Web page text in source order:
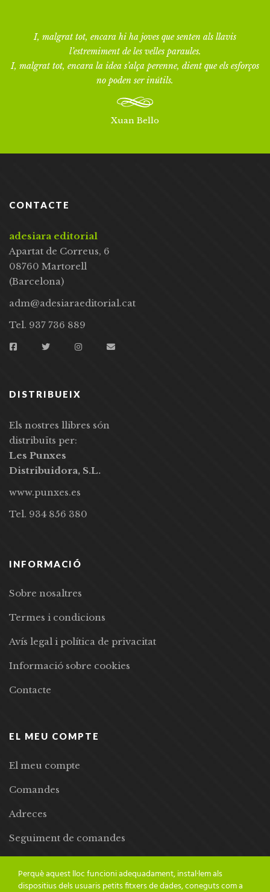
I, malgrat tot, encara hi ha joves que senten als llavis
l’estremiment de les velles paraules.
I, malgrat tot, encara la idea s’alça perenne, dient que els esforços
no poden ser inútils.
Xuan Bello
CONTACTE
adesiara editorial
Apartat de Correus, 6
08760 Martorell
(Barcelona)
adm@adesiaraeditorial.cat
Tel. 937 736 889
DISTRIBUEIX
Els nostres llibres són
distribuïts per:
Les Punxes
Distribuidora, S.L.
www.punxes.es
Tel. 934 856 380
INFORMACIÓ
Sobre nosaltres
Termes i condicions
Avís legal i política de privacitat
Informació sobre cookies
Contacte
EL MEU COMPTE
El meu compte
Comandes
Adreces
Seguiment de comandes
Perquè aquest lloc funcioni adequadament, instal·lem als
dispositius dels usuaris petits fitxers de dades, coneguts com a